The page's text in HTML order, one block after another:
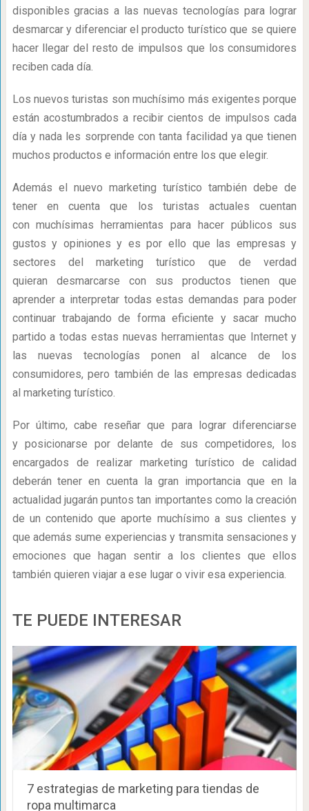
disponibles gracias a las nuevas tecnologías para lograr
desmarcar y diferenciar el producto turístico que se quiere
hacer llegar del resto de impulsos que los consumidores
reciben cada día.
Los nuevos turistas son muchísimo más exigentes porque
están acostumbrados a recibir cientos de impulsos cada
día y nada les sorprende con tanta facilidad ya que tienen
muchos productos e información entre los que elegir.
Además el nuevo marketing turístico también debe de
tener en cuenta que los turistas actuales cuentan
con muchísimas herramientas para hacer públicos sus
gustos y opiniones y es por ello que las empresas y
sectores del marketing turístico que de verdad
quieran desmarcarse con sus productos tienen que
aprender a interpretar todas estas demandas para poder
continuar trabajando de forma eficiente y sacar mucho
partido a todas estas nuevas herramientas que Internet y
las nuevas tecnologías ponen al alcance de los
consumidores, pero también de las empresas dedicadas
al marketing turístico.
Por último, cabe reseñar que para lograr diferenciarse
y posicionarse por delante de sus competidores, los
encargados de realizar marketing turístico de calidad
deberán tener en cuenta la gran importancia que en la
actualidad jugarán puntos tan importantes como la creación
de un contenido que aporte muchísimo a sus clientes y
que además sume experiencias y transmita sensaciones y
emociones que hagan sentir a los clientes que ellos
también quieren viajar a ese lugar o vivir esa experiencia.
TE PUEDE INTERESAR
7 estrategias de marketing para tiendas de
ropa multimarca